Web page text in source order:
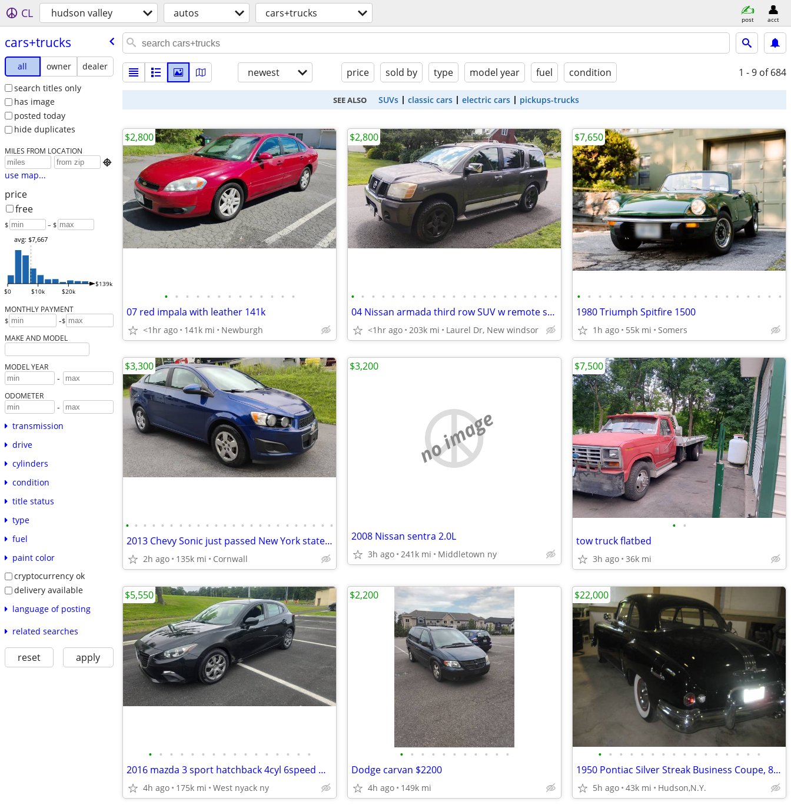
CL hudson valley autos cars+trucks post acct
cars+trucks
all owner
dealer
search titles only
has image
posted today
hide duplicates
MILES FROM LOCATION

use map...
price
free
$ – $
$0 $10k $20k
$139k
avg: $7,667
MONTHLY PAYMENT
$ -$
MAKE AND MODEL
MODEL YEAR
-
ODOMETER
-
transmission
drive
cylinders
condition
title status
type
fuel
paint color
cryptocurrency ok
delivery available
language of posting
related searches
reset apply
newest price sold by type model year fuel condition 1 - 9 of 684
SEE ALSO SUVs classic cars electric cars pickups-trucks
• • • • • • • • • • • • •
07 red impala with leather 141k
<1hr ago 141k mi Newburgh
$2,800
• • • • • • • • • • • • • • • • • • • • •
04 Nissan armada third row SUV w remote start/tow package
<1hr ago 203k mi Laurel Dr, New windsor
$2,800
• • • • • • • • • • • • • • • • • • • •
1980 Triumph Spitfire 1500
1h ago 55k mi Somers
$7,650
• • • • • • • • • • • • • • • • • • • • • • • •
2013 Chevy Sonic just passed New York state inspection today 135k
2h ago 135k mi Cornwall
$3,300
no image
2008 Nissan sentra 2.0L
3h ago 241k mi Middletown ny
$3,200
• •
tow truck flatbed
3h ago 36k mi
$7,500
• • • • • • • • • • • • • • • •
2016 mazda 3 sport hatchback 4cyl 6speed manual transmission
4h ago 175k mi West nyack ny
$5,550
• • • • • • • • • • •
Dodge carvan $2200
4h ago 149k mi
$2,200
• • • • • • • • • • • • • • • •
1950 Pontiac Silver Streak Business Coupe, 8/Auto
5h ago 43k mi Hudson,N.Y.
$22,000